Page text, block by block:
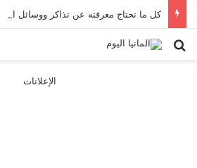
كل ما تحتاج معرفته عن تذاكر ووسائل النقل
بحث عن
الإعلانات